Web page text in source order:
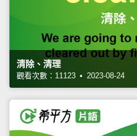
清除、清理
觀看次數：11123 • 2023-08-24